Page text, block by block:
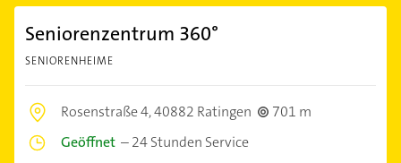
Seniorenzentrum 360°
SENIORENHEIME
Rosenstraße 4,40882 Ratingen
701 m
Geöffnet –24 Stunden Service